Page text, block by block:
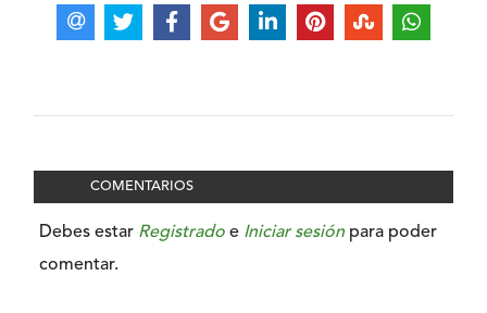
COMENTARIOS
Debes estar Registrado e Iniciar sesión para poder
comentar.